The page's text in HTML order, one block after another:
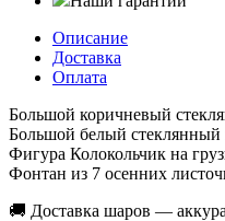
Описание
Доставка
Оплата
Большой коричневый
Большой белый стеклянный
Фигура Колокольчик на
Фонтан из 7 осенних
🚚 Доставка шаров —